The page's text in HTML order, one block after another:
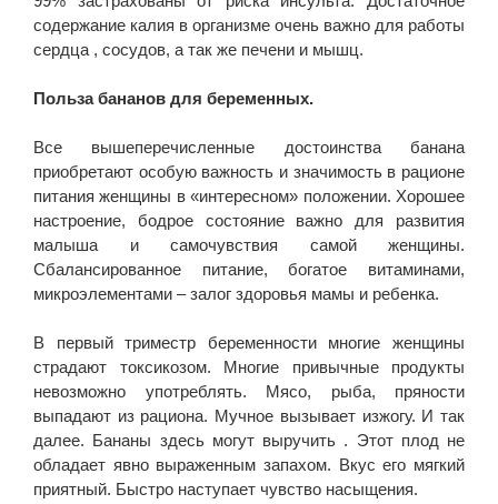
содержание калия в организме очень важно для работы
сердца , сосудов, а так же печени и мышц.
Польза бананов для беременных.
Все вышеперечисленные достоинства банана
приобретают особую важность и значимость в рационе
питания женщины в «интересном» положении. Хорошее
настроение, бодрое состояние важно для развития
малыша и самочувствия самой женщины.
Сбалансированное питание, богатое витаминами,
микроэлементами – залог здоровья мамы и ребенка.
В первый триместр беременности многие женщины
страдают токсикозом. Многие привычные продукты
невозможно употреблять. Мясо, рыба, пряности
выпадают из рациона. Мучное вызывает изжогу. И так
далее. Бананы здесь могут выручить . Этот плод не
обладает явно выраженным запахом. Вкус его мягкий
приятный. Быстро наступает чувство насыщения.